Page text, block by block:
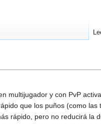
multijugador y con PvP
que los puños (como las
rápido, pero no reducirá la